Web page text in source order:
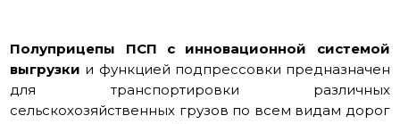
Полуприцепы ПСП с инновационной системой
выгрузки и функцией подпрессовки предназначен
для транспортировки различных
сельскохозяйственных грузов по всем видам дорог